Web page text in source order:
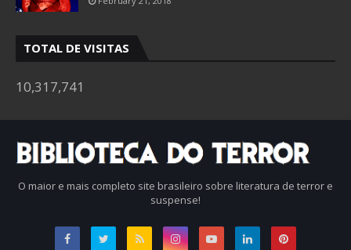
TOTAL DE VISITAS
10,317,741
O maior e mais completo site brasileiro sobre literatura de terror e
suspense!